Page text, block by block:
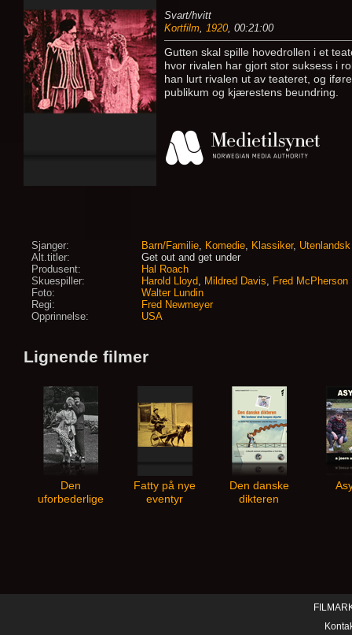
Svart/hvitt
Kortfilm, 1920, 00:21:00
Gutten skal spille hovedrollen i et
hvor rivalen har gjort stor suksess i
han lurt rivalen ut av teateret, og
publikum og kjærestens beundring.
Sjanger: Barn/Familie, Komedie, Klassiker, Utenlandsk
Alt.titler:
Get out and get under
Produsent:
Hal Roach
Skuespiller:
Harold Lloyd, Mildred Davis, Fred McPherson
Foto:
Walter Lundin
Regi:
Fred Newmeyer
Opprinnelse:
USA
Lignende filmer
Den
uforbederlige
Fatty på nye
eventyr
Den danske
dikteren